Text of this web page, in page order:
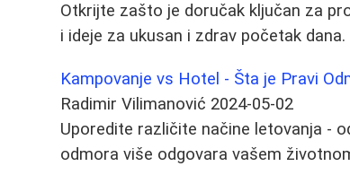
Otkrijte zašto je doručak ključan za
i ideje za ukusan i zdrav početak dana.
Kampovanje vs Hotel - Šta je Pravi
Radimir Vilimanović 2024-05-02
Uporedite različite načine letovanja -
odmora više odgovara vašem